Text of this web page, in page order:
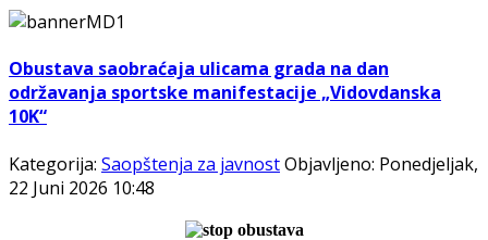
Obustava saobraćaja ulicama grada na dan
održavanja sportske manifestacije „Vidovdanska
10K“
Kategorija: Saopštenja za javnostObjavljeno: Ponedjeljak,
22 Juni 2026 10:48